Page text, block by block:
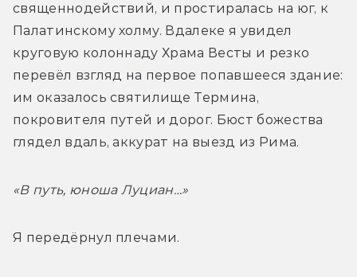
священнодействий, и простиралась на юг, к
Палатинскому холму. Вдалеке я увидел
круговую колоннаду Храма Весты и резко
перевёл взгляд на первое попавшееся здание:
им оказалось святилище Термина,
покровителя путей и дорог. Бюст божества
глядел вдаль, аккурат на выезд из Рима.
«В путь, юноша Луциан…»
Я передёрнул плечами.